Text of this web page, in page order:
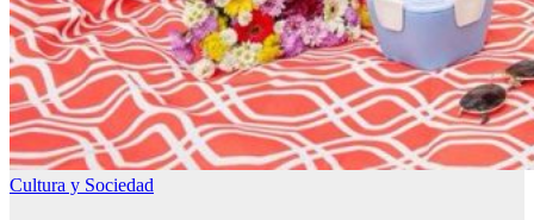
Cultura y Sociedad